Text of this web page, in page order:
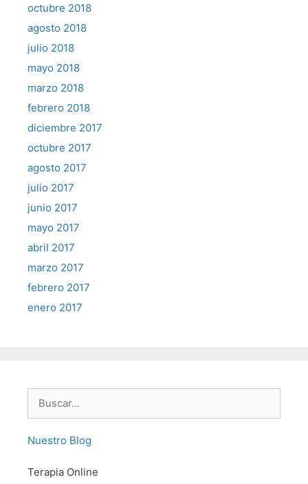
octubre 2018
agosto 2018
julio 2018
mayo 2018
marzo 2018
febrero 2018
diciembre 2017
octubre 2017
agosto 2017
julio 2017
junio 2017
mayo 2017
abril 2017
marzo 2017
febrero 2017
enero 2017
Nuestro Blog
Terapia Online